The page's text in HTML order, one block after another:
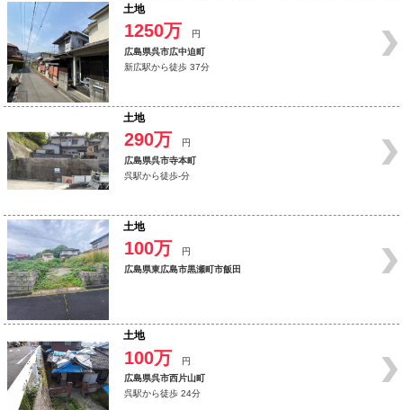
土地
1250万
円
広島県呉市広中迫町
新広駅から徒歩 37分
土地
290万
円
広島県呉市寺本町
呉駅から徒歩-分
土地
100万
円
広島県東広島市黒瀬町市飯田
土地
100万
円
広島県呉市西片山町
呉駅から徒歩 24分